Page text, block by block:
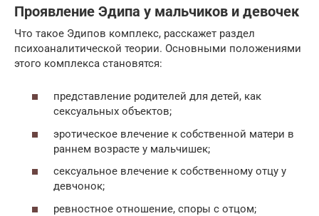
Проявление Эдипа у мальчиков и девочек
Что такое Эдипов комплекс, расскажет раздел
психоаналитической теории. Основными положениями
этого комплекса становятся:
представление родителей для детей, как
сексуальных объектов;
эротическое влечение к собственной матери в
раннем возрасте у мальчишек;
сексуальное влечение к собственному отцу у
девчонок;
ревностное отношение, споры с отцом;